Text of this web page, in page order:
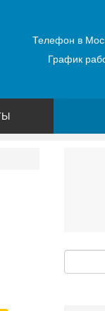
Телефон в
График